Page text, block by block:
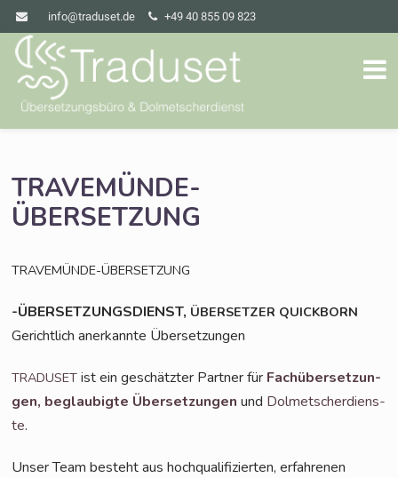
info@traduset.de +49 40 855 09 823
TRAVEMÜNDE-
ÜBERSETZUNG
TRAVEMÜNDE-ÜBERSETZUNG
-ÜBERSETZUNGSDIENST, ÜBERSETZER QUICKBORN
Gericht­lich aner­kann­te Übersetzungen
TRADUSET ist ein geschätz­ter Part­ner für Fach­über­set­zun­
gen, beglau­big­te Über­set­zun­gen und Dol­met­scher­diens­
te.
Unser Team besteht aus hoch­qua­li­fi­zier­ten, erfah­re­nen